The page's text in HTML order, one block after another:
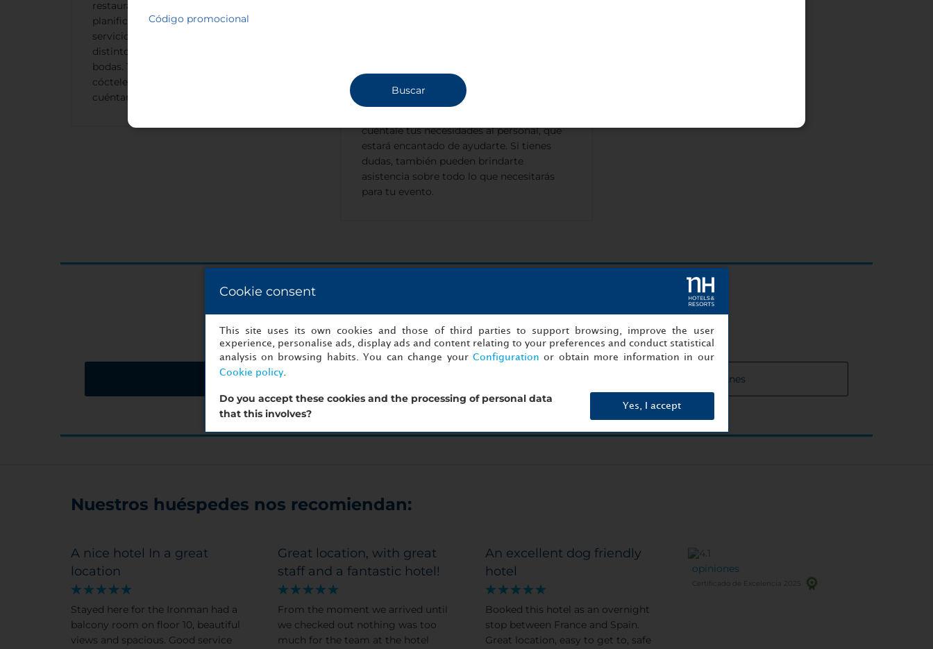
restaurante Quejana puede ayudarte a
planificar el menú ideal. Ofrecemos
servicio de catering para eventos de
distintos tipos, desde conferencias hasta
bodas. También ofrecemos menús para
cócteles. Llama con anticipación y
cuéntanos lo que quieres.
También puedes solicitar servicio de
azafata y traductores para tu evento.
cuéntale tus necesidades al personal, que
estará encantado de ayudarte. Si tienes
dudas, también pueden brindarte
asistencia sobre todo lo que necesitarás
para tu evento.
¡Empezar a organizar ahora!
Solicitar presupuesto Detalles de las salas de reuniones
Nuestros huéspedes nos recomiendan:
A nice hotel In a great
location
Stayed here for the Ironman had a
balcony room on floor 10, beautiful
views and spacious. Good service
Great location, with great
staff and a fantastic hotel!
From the moment we arrived until
we checked out nothing was too
much for the team at the hotel
An excellent dog friendly
hotel
Booked this hotel as an overnight
stop between France and Spain.
Great location, easy to get to, safe
opiniones
Certificado de Excelencia 2025
Código promocional
Buscar
Cookie consent
This site uses its own cookies and those of third parties to support browsing, improve the user
experience, personalise ads, display ads and content relating to your preferences and conduct statistical
analysis on browsing habits. You can change your Configuration or obtain more information in our
Cookie policy.
Do you accept these cookies and the processing of personal data
that this involves?
Yes, I accept